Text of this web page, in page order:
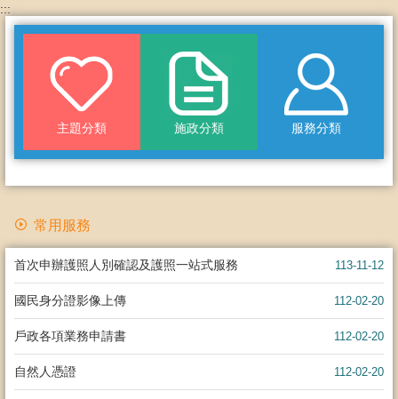
:::
主題分類 施政分類 服務分類
常用服務
113-11-12
首次申辦護照人別確認及護照一站式服務
112-02-20
國民身分證影像上傳
112-02-20
戶政各項業務申請書
112-02-20
自然人憑證